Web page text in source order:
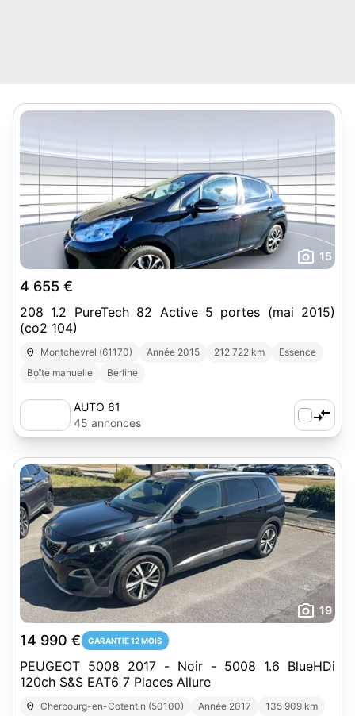
15
4 655 €
208 1.2 PureTech 82 Active 5 portes (mai 2015)
(co2 104)
Montchevrel (61170) Année 2015 212 722 km
Essence
Boîte manuelle
Berline
AUTO 61
45 annonces
19
14 990 € GARANTIE 12 MOIS
PEUGEOT 5008 2017 - Noir - 5008 1.6 BlueHDi
120ch S&S EAT6 7 Places Allure
Cherbourg-en-Cotentin (50100) Année 2017
135 909 km